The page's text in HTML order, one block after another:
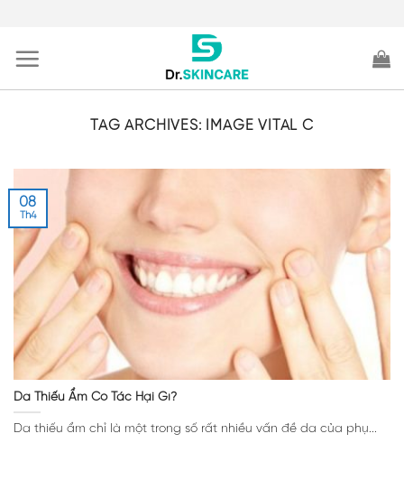
content
TAG ARCHIVES: IMAGE VITAL C
Da Thiếu Ẩm Có Tác Hại Gì?
Da thiếu ẩm chỉ là một trong số rất nhiều vấn đề da của phụ...
08
Th4